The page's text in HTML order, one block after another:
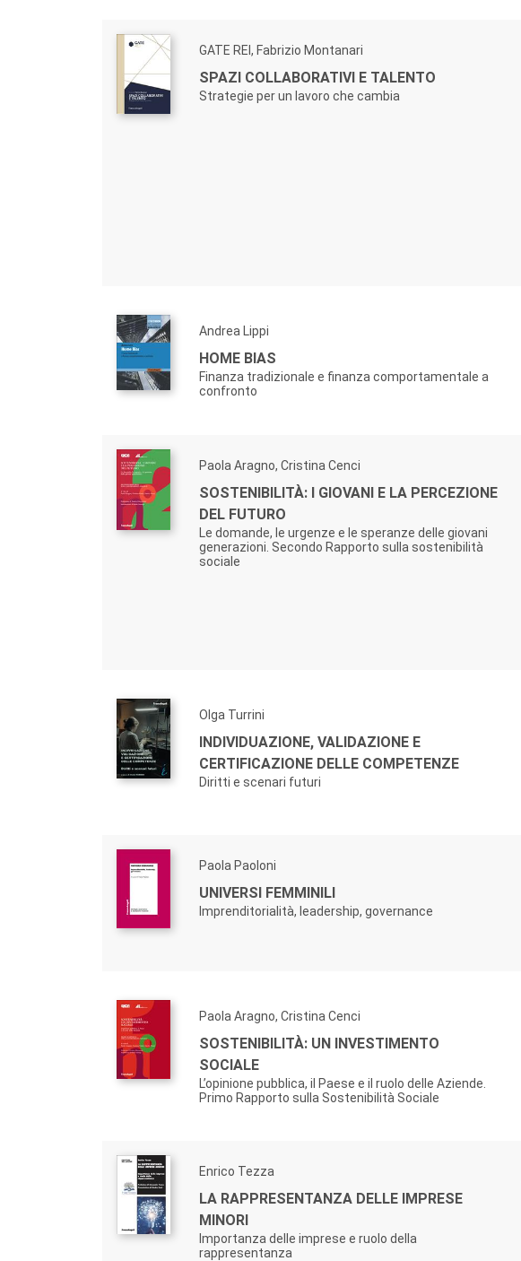
GATE REI, Fabrizio Montanari
SPAZI COLLABORATIVI E TALENTO
Strategie per un lavoro che cambia
Andrea Lippi
HOME BIAS
Finanza tradizionale e finanza comportamentale a
confronto
Paola Aragno, Cristina Cenci
SOSTENIBILITÀ: I GIOVANI E LA PERCEZIONE
DEL FUTURO
Le domande, le urgenze e le speranze delle giovani
generazioni. Secondo Rapporto sulla sostenibilità
sociale
Olga Turrini
INDIVIDUAZIONE, VALIDAZIONE E
CERTIFICAZIONE DELLE COMPETENZE
Diritti e scenari futuri
Paola Paoloni
UNIVERSI FEMMINILI
Imprenditorialità, leadership, governance
Paola Aragno, Cristina Cenci
SOSTENIBILITÀ: UN INVESTIMENTO
SOCIALE
L’opinione pubblica, il Paese e il ruolo delle Aziende.
Primo Rapporto sulla Sostenibilità Sociale
Enrico Tezza
LA RAPPRESENTANZA DELLE IMPRESE
MINORI
Importanza delle imprese e ruolo della
rappresentanza